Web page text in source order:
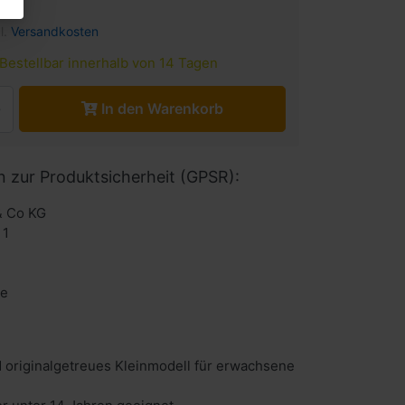
Versandkosten
Bestellbar innerhalb von 14 Tagen
In den Warenkorb
zur Produktsicherheit (GPSR):
Co KG
originalgetreues Kleinmodell für erwachsene